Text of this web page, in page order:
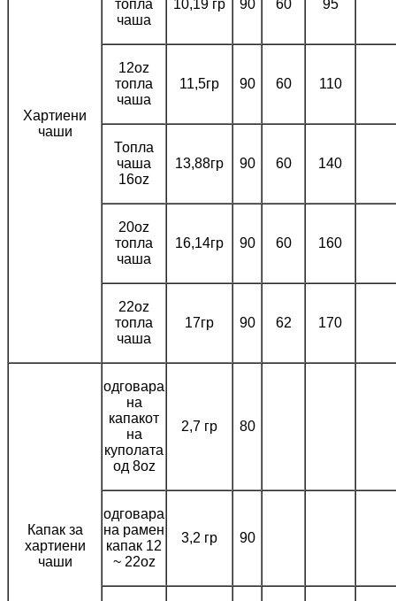
Хартиени
чаши
топла
чаша
10,19 гр 90 60 95
12oz
топла
чаша
11,5гр 90 60 110
Топла
чаша
16oz
13,88гр 90 60 140
20oz
топла
чаша
16,14гр 90 60 160
22oz
топла
чаша
17гр 90 62 170
Капак за
хартиени
чаши
одговара
на
капакот
на
куполата
од 8oz
2,7 гр 80
одговара
на рамен
капак 12
~ 22oz
3,2 гр 90